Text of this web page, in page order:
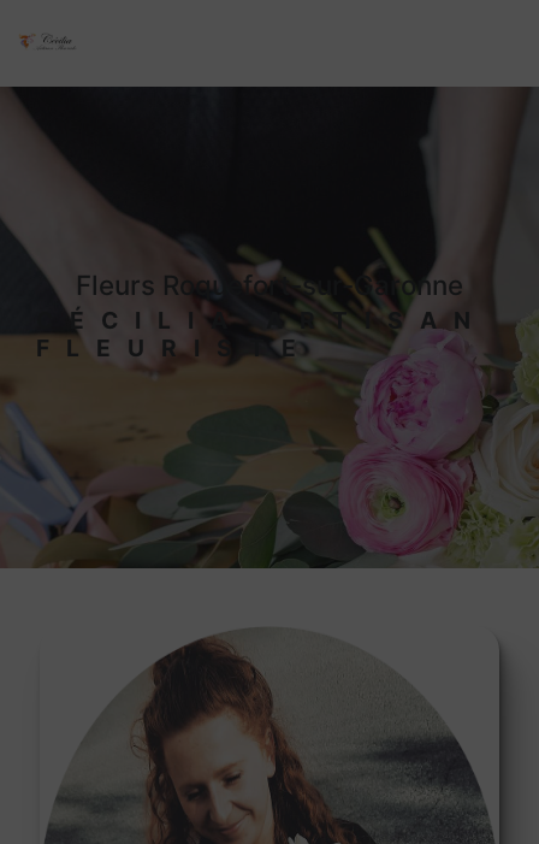
fleurs Roquefort-sur-Garonne
CÉCILIA ARTISAN
FLEURISTE